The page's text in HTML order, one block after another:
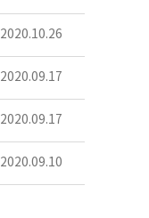
2020.10.26
2020.09.17
2020.09.17
2020.09.10